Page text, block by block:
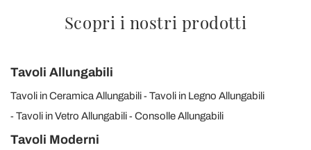
Scopri i nostri prodotti
Tavoli Allungabili
Tavoli in Ceramica Allungabili
Tavoli in Legno Allungabili
Tavoli in Vetro Allungabili
Consolle Allungabili
Tavoli Moderni